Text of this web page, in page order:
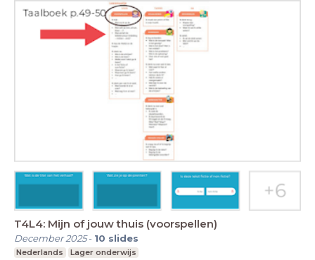
T4L4: Mijn of jouw thuis (voorspellen)
December 2025- 10 slides
Nederlands Lager onderwijs